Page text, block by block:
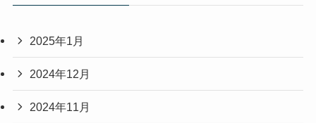
2025年1月
2024年12月
2024年11月